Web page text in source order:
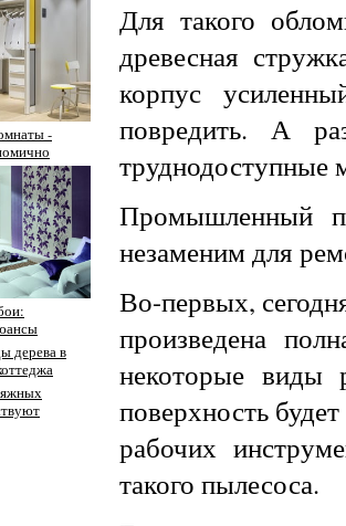
-
дерева в
Для такого
древесная
корпус
повредить. А
труднодоступные
Промышленный
незаменим для
Во-первых,
произведена
некоторые виды
поверхность
рабочих
такого пылесоса.